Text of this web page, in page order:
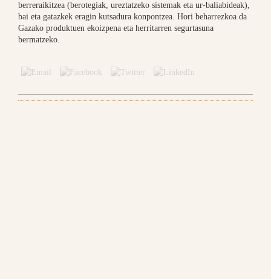
berreraikitzea (berotegiak, ureztatzeko sistemak eta ur-baliabideak),
bai eta gatazkek eragin kutsadura konpontzea. Hori beharrezkoa da
Gazako produktuen ekoizpena eta herritarren segurtasuna
bermatzeko.